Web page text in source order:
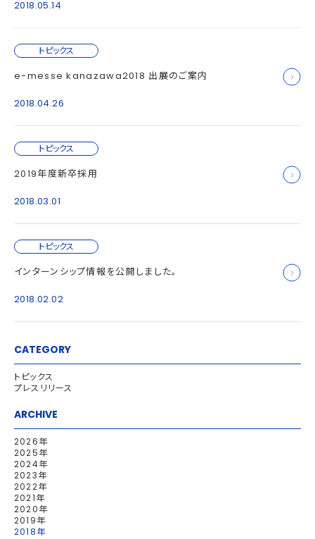
2018.05.14
トピックス
e-messe kanazawa2018 出展のご案内
2018.04.26
トピックス
2019年度新卒採用
2018.03.01
トピックス
インターンシップ情報を公開しました。
2018.02.02
CATEGORY
トピックス
プレスリリース
ARCHIVE
2026年
2025年
2024年
2023年
2022年
2021年
2020年
2019年
2018年